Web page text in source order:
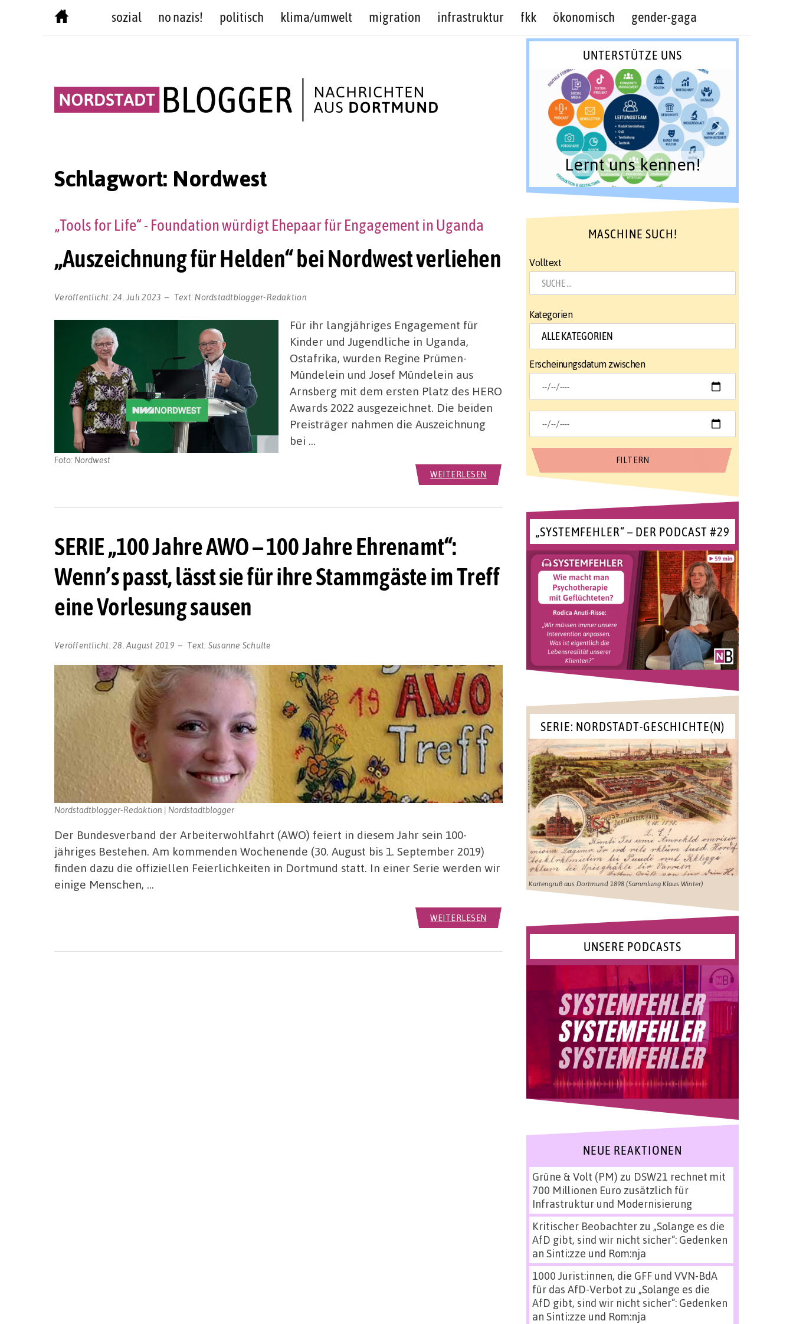
sozial no nazis! politisch klima/umwelt migration infrastruktur fkk ökonomisch gender-gaga
Schlagwort: Nordwest
„Auszeichnung für Helden“ bei Nordwest verliehen
„Tools for Life“ - Foundation würdigt Ehepaar für Engagement in Uganda
Veröffentlicht:24. Juli 2023 Text: Nordstadtblogger-Redaktion
Foto: Nordwest
Für ihr langjähriges Engagement für
Kinder und Jugendliche in Uganda,
Ostafrika, wurden Regine Prümen-
Mündelein und Josef Mündelein aus
Arnsberg mit dem ersten Platz des HERO
Awards 2022 ausgezeichnet. Die beiden
Preisträger nahmen die Auszeichnung
bei …
WEITERLESEN
SERIE „100 Jahre AWO – 100 Jahre Ehrenamt“:
Wenn’s passt, lässt sie für ihre Stammgäste im Treff
eine Vorlesung sausen
Veröffentlicht:28. August 2019 Text: Susanne Schulte
Nordstadtblogger-Redaktion | Nordstadtblogger
Der Bundesverband der Arbeiterwohlfahrt (AWO) feiert in diesem Jahr sein 100-
jähriges Bestehen. Am kommenden Wochenende (30. August bis 1. September 2019)
finden dazu die offiziellen Feierlichkeiten in Dortmund statt. In einer Serie werden wir
einige Menschen, …
WEITERLESEN
UNTERSTÜTZE UNS
Lernt uns kennen!
MASCHINE SUCH!
Volltext
Kategorien
Erscheinungsdatum zwischen
„SYSTEMFEHLER“ – DER PODCAST #29
SERIE: NORDSTADT-GESCHICHTE(N)
Kartengruß aus Dortmund 1898 (Sammlung Klaus Winter)
UNSERE PODCASTS
NEUE REAKTIONEN
Grüne & Volt (PM) zu DSW21 rechnet mit
700 Millionen Euro zusätzlich für
Infrastruktur und Modernisierung
Kritischer Beobachterzu „Solange es die
AfD gibt, sind wir nicht sicher“: Gedenken
an Sinti:zze und Rom:nja
1000 Jurist:innen, die GFF und VVN-BdA
für das AfD-Verbot zu „Solange es die
AfD gibt, sind wir nicht sicher“: Gedenken
an Sinti:zze und Rom:nja